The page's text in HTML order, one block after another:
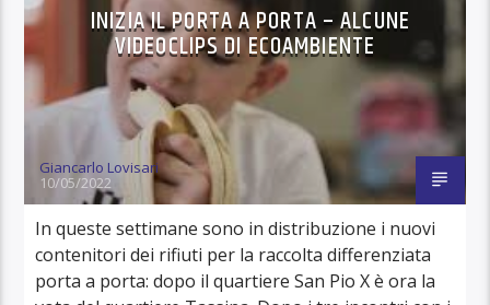
INIZIA IL PORTA A PORTA – ALCUNE
VIDEOCLIPS DI ECOAMBIENTE
Giancarlo Lovisari
10/05/2022
In queste settimane sono in distribuzione i nuovi
contenitori dei rifiuti per la raccolta differenziata
porta a porta: dopo il quartiere San Pio X è ora la